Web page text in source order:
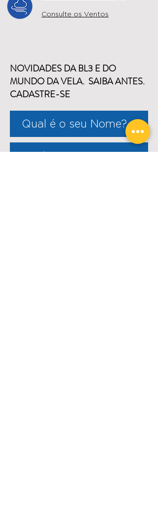
Consulte os Ventos
NOVIDADES DA BL3 E DO
MUNDO DA VELA. SAIBA ANTES.
CADASTRE-SE